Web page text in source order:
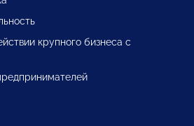
крупного бизнеса с